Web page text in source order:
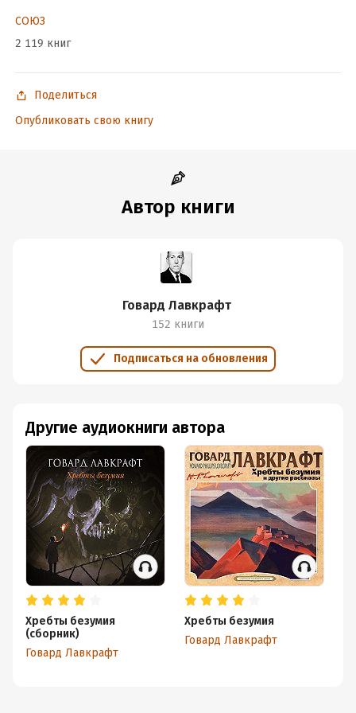
Подробная информация
Переводчик: Олег Мичковский
СОЮЗ
2 119 книг
Поделиться
Опубликовать свою книгу
Автор книги
Говард Лавкрафт
152 книги
Подписаться на обновления
Другие аудиокниги автора
Хребты безумия
(сборник)
Говард Лавкрафт
Хребты безумия
Говард Лавкрафт